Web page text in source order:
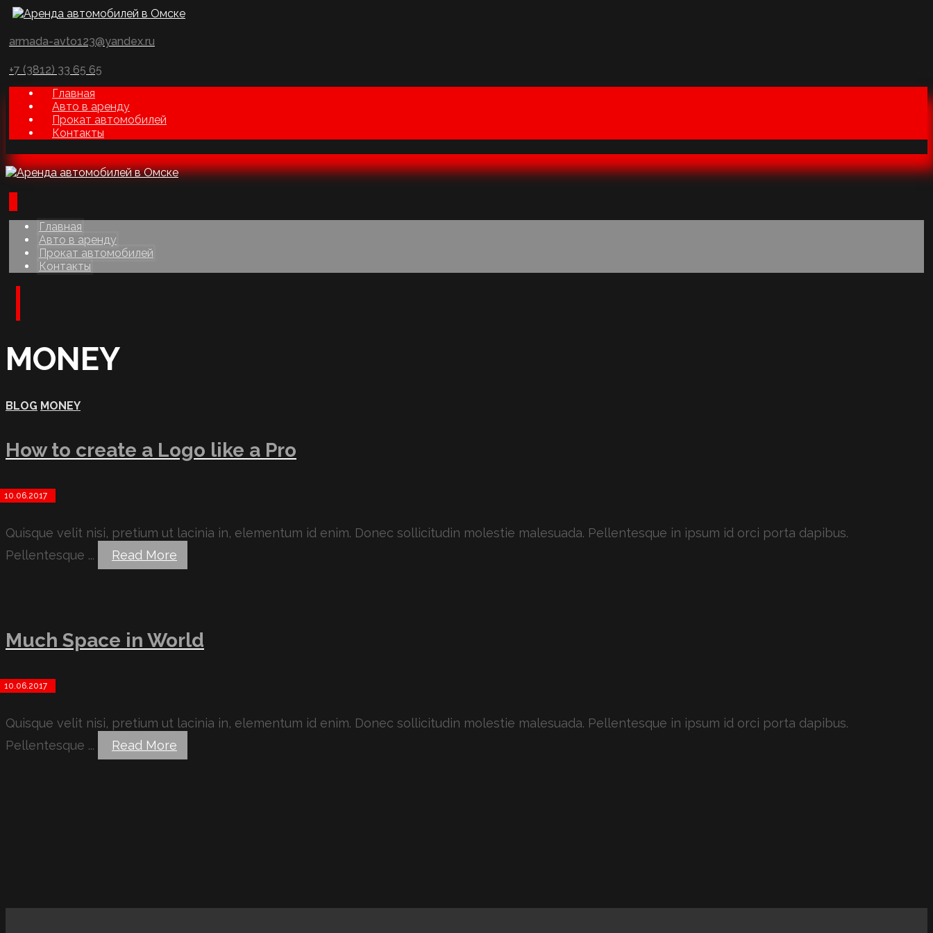
armada-avto123@yandex.ru
+7 (3812) 33 65 65
Главная
Авто в аренду
Прокат автомобилей
Контакты
Главная
Авто в аренду
Прокат автомобилей
Контакты
MONEY
BLOG MONEY
How to create a Logo like a Pro
10.06.2017
Quisque velit nisi, pretium ut lacinia in, elementum id enim. Donec sollicitudin molestie malesuada. Pellentesque in ipsum id orci porta dapibus.
Pellentesque ...
Read More
Much Space in World
10.06.2017
Quisque velit nisi, pretium ut lacinia in, elementum id enim. Donec sollicitudin molestie malesuada. Pellentesque in ipsum id orci porta dapibus.
Pellentesque ...
Read More